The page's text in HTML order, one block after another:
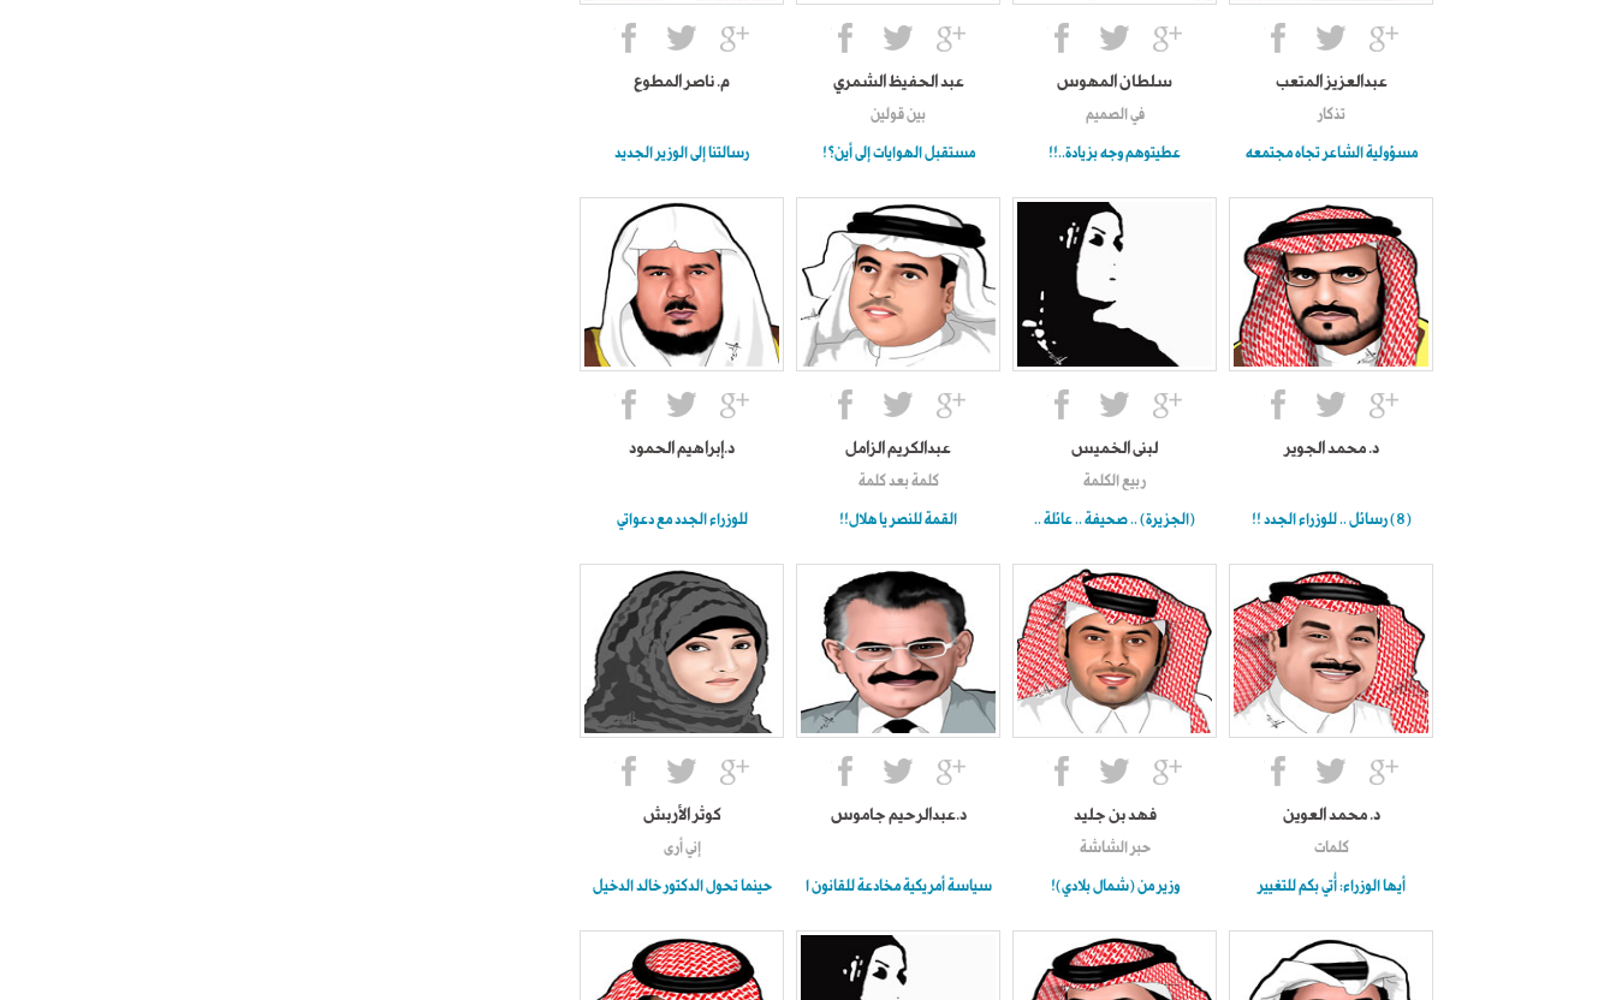
عبدالعزيز المتعب
تذكار
مسؤولية الشاعر تجاه مجتمعه
سلطان المهوس
في الصميم
عطيتوهم وجه بزيادة..!!
عبد الحفيظ الشمري
بين قولين
مستقبل الهوايات إلى أين؟!
م. ناصر المطوع
رسالتنا إلى الوزير الجديد
د. محمد الجوير
(8) رسائل .. للوزراء الجدد !!
لبنى الخميس
ربيع الكلمة
(الجزيرة) .. صحيفة .. عائلة ..
عبدالكريم الزامل
كلمة بعد كلمة
القمة للنصر يا هلال!!
د.إبراهيم الحمود
للوزراء الجدد مع دعواتي
د. محمد العوين
كلمات
أيها الوزراء: أُتي بكم للتغيير
فهد بن جليد
حبر الشاشة
وزير من (شمال بلادي)!
د.عبدالرحيم جاموس
سياسة أمريكية مخادعة للقانون ا
كوثر الأربش
إني أرى
حينما تحول الدكتور خالد الدخيل